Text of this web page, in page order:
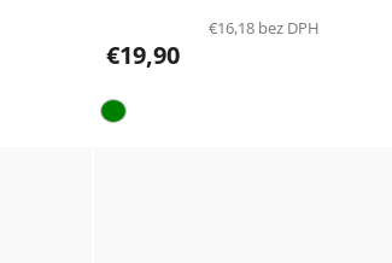
€16,18 bez DPH
€19,90